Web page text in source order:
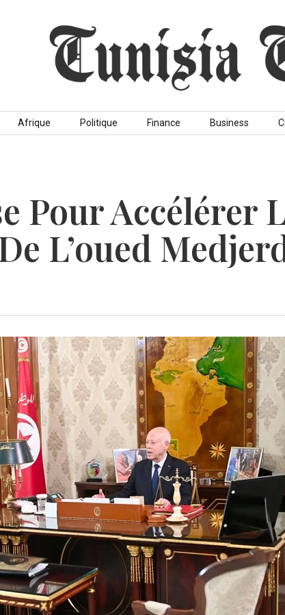
Afrique Politique Finance Business
Pour Accélérer
L’oued